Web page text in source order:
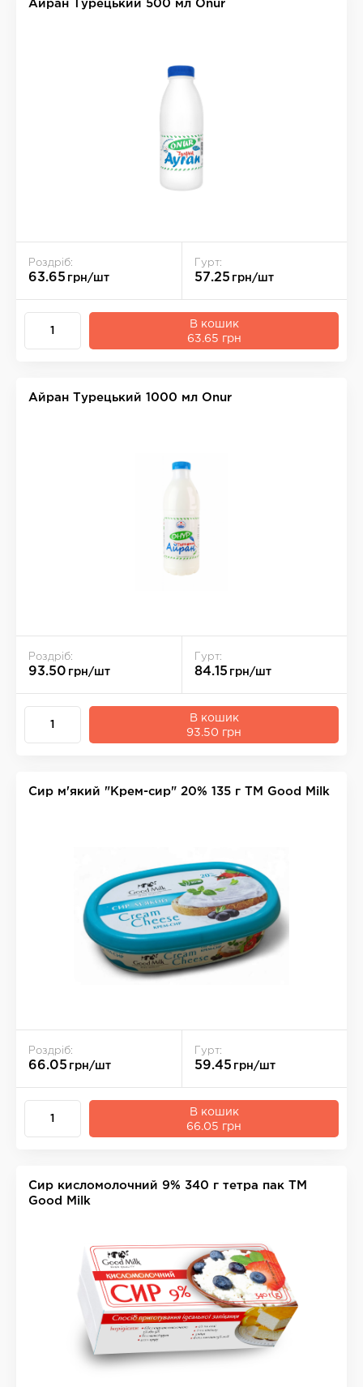
Айран Турецький 500 мл Onur
Роздріб:
63.65 грн/шт
Гурт:
57.25 грн/шт
В кошик
63.65 грн
Айран Турецький 1000 мл Onur
Роздріб:
93.50 грн/шт
Гурт:
84.15 грн/шт
В кошик
93.50 грн
Сир м'який "Крем-сир" 20% 135 г ТМ Good Milk
Роздріб:
66.05 грн/шт
Гурт:
59.45 грн/шт
В кошик
66.05 грн
Сир кисломолочний 9% 340 г тетра пак ТМ
Good Milk